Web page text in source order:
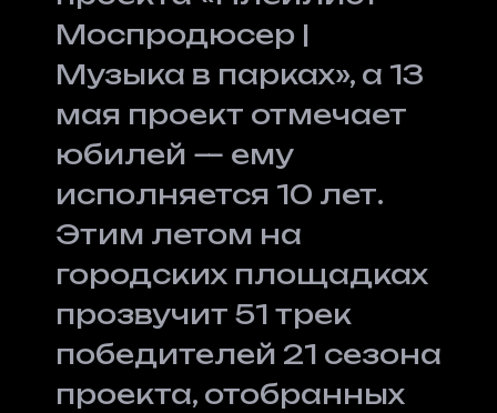
Моспродюсер |
Музыка в парках», а 13
мая проект отмечает
юбилей — ему
исполняется 10 лет.
Этим летом на
городских площадках
прозвучит 51 трек
победителей 21 сезона
проекта, отобранных